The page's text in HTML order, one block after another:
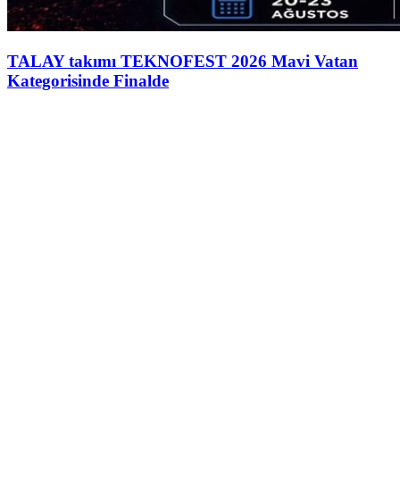
TALAY takımı TEKNOFEST 2026 Mavi Vatan
Kategorisinde Finalde